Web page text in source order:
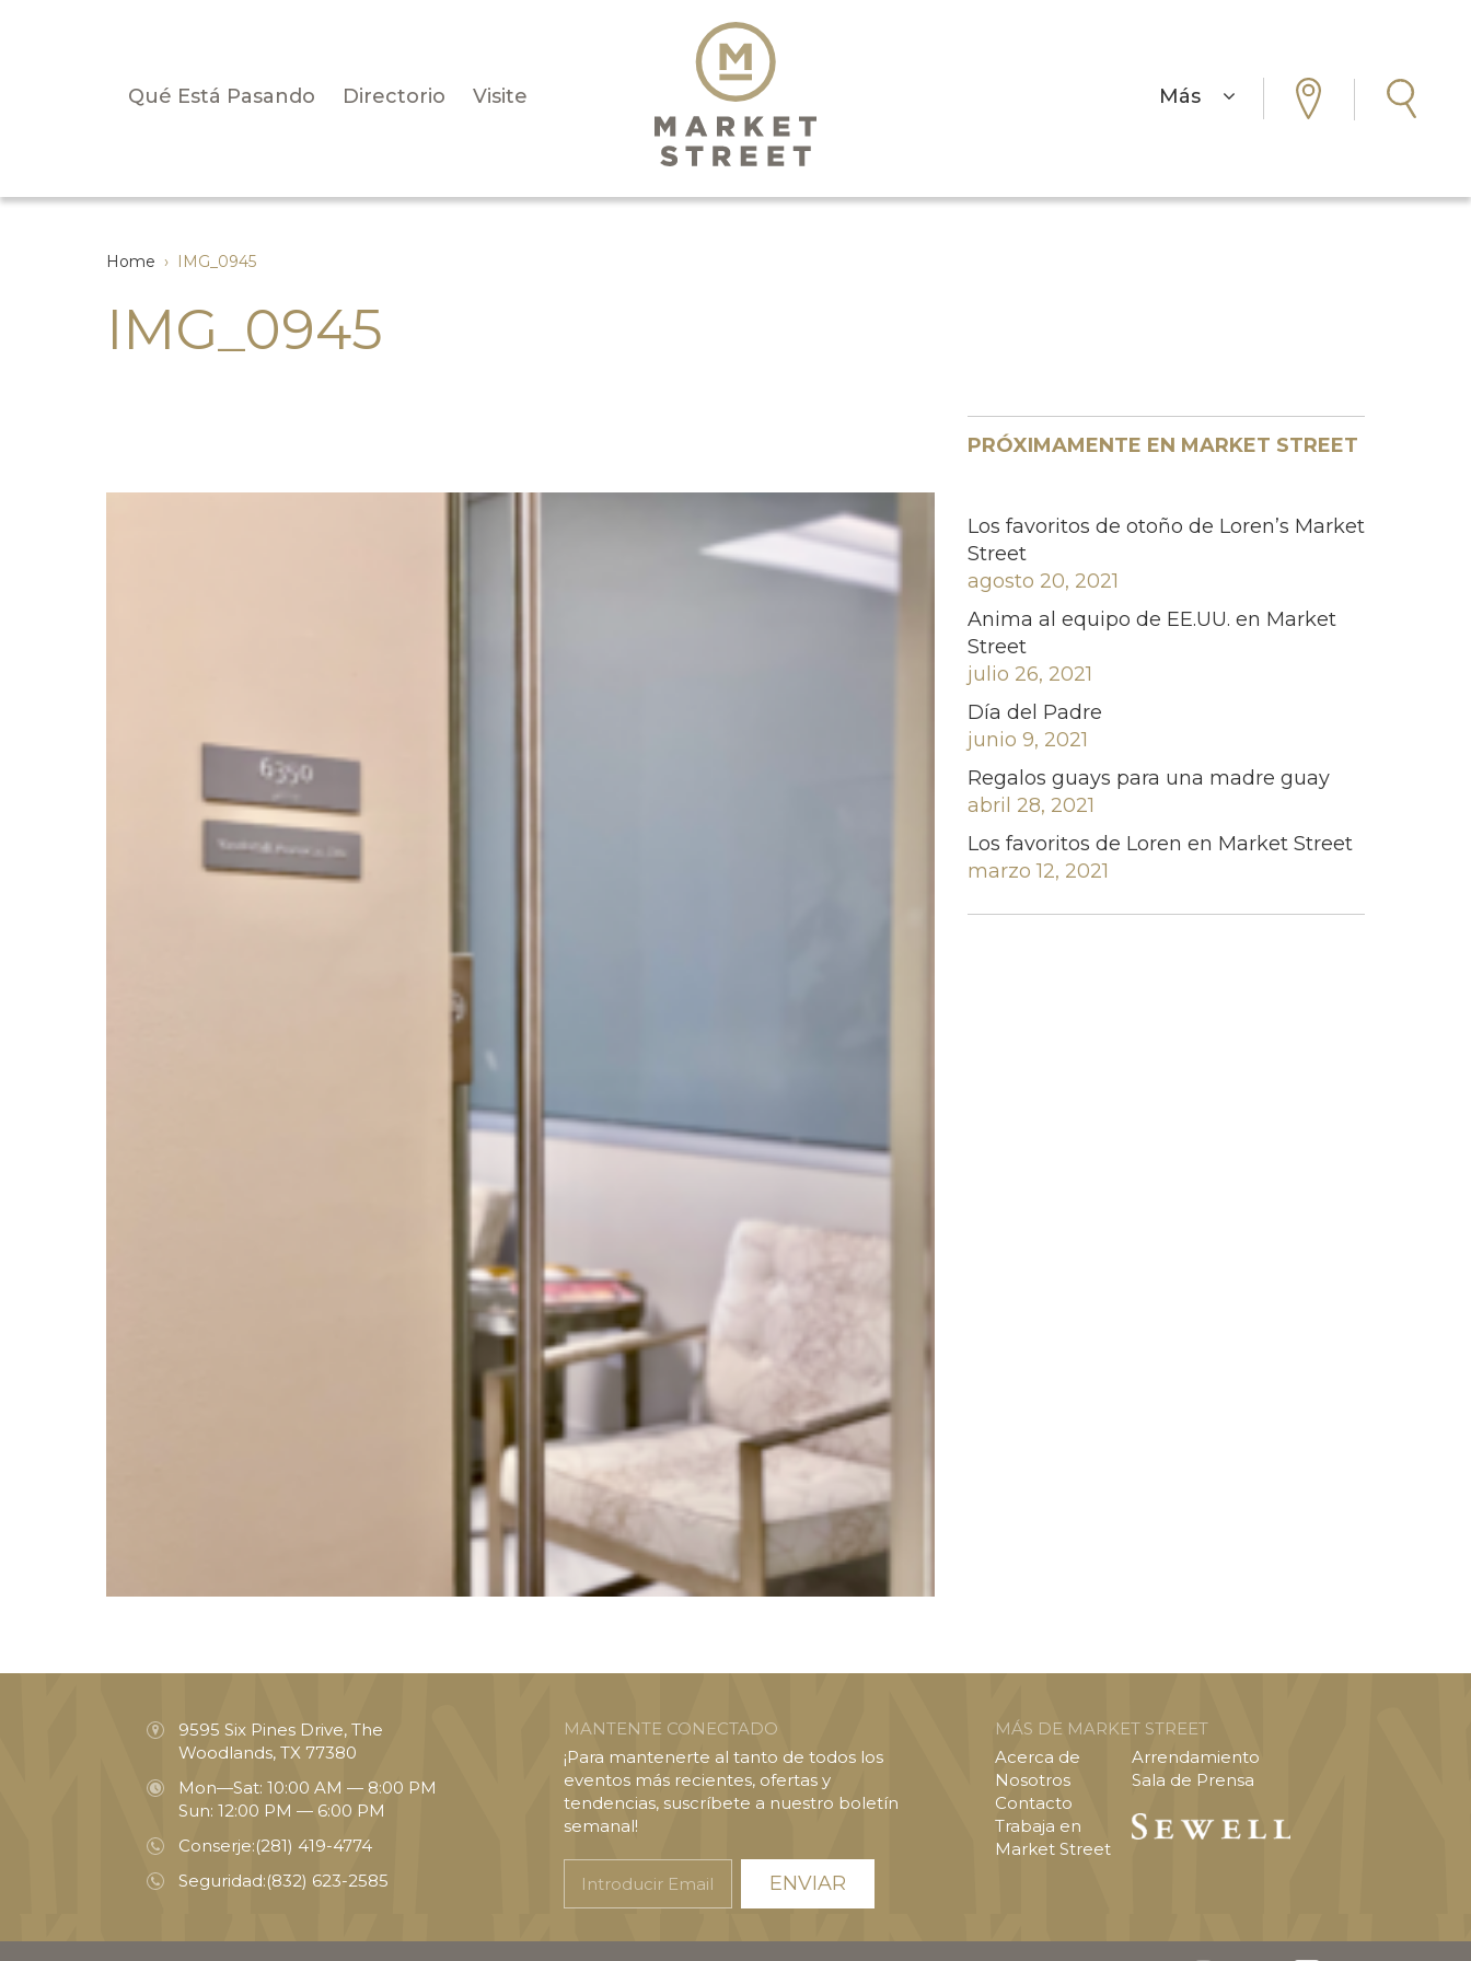
Más
Qué Está Pasando Directorio Visite
Home › IMG_0945
IMG_0945
PRÓXIMAMENTE EN MARKET STREET
Los favoritos de otoño de Loren’s Market
Street
agosto 20, 2021
Anima al equipo de EE.UU. en Market
Street
julio 26, 2021
Día del Padre
junio 9, 2021
Regalos guays para una madre guay
abril 28, 2021
Los favoritos de Loren en Market Street
marzo 12, 2021
9595 Six Pines Drive, The
Woodlands, TX 77380
Mon—Sat: 10:00 AM — 8:00 PM
Sun: 12:00 PM — 6:00 PM
Conserje:(281) 419-4774
Seguridad:(832) 623-2585
MANTENTE CONECTADO
¡Para mantenerte al tanto de todos los
eventos más recientes, ofertas y
tendencias, suscríbete a nuestro boletín
semanal!
Email
MÁS DE MARKET STREET
Acerca de
Nosotros
Contacto
Trabaja en
Market Street
Arrendamiento
Sala de Prensa